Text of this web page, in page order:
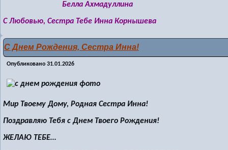
Белла Ахмадуллина
С Любовью, Сестра Тебе Инна Корнышева
С Днем Рождения, Сестра Инна!
Опубликовано 31.01.2026
Мир Твоему Дому, Родная Сестра Инна!
Поздравляю Тебя с Днем Твоего Рождения!
ЖЕЛАЮ ТЕБЕ…